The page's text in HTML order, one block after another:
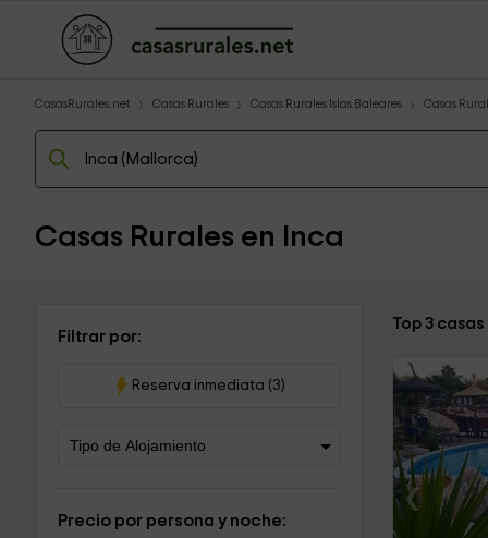
CasasRurales.net Casas Rurales Casas Rurales Islas Baleares Casas
Casas Rurales en Inca
Filtrar por:
Reserva inmediata (3)
Precio por persona y noche:
Top 3
‹